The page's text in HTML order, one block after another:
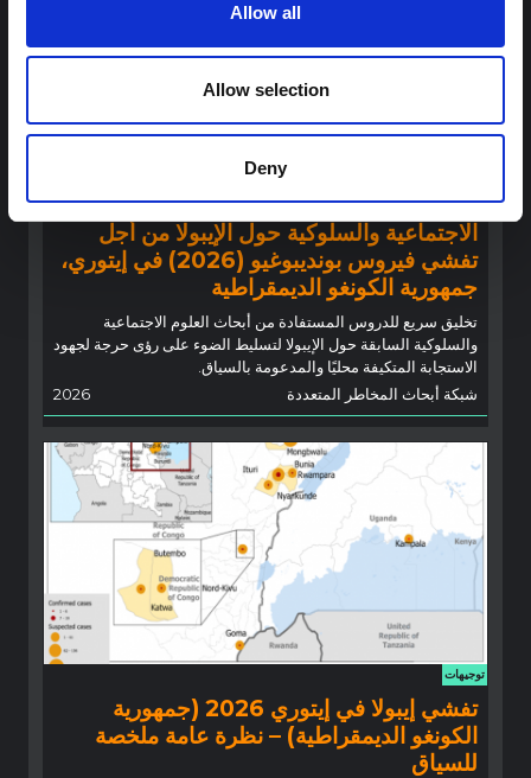
Allow all
Allow selection
Deny
توصيات: التخليق السريع لدروس العلوم
الاجتماعية والسلوكية حول الإيبولا من أجل
تفشي فيروس بونديبوغيو (2026) في إيتوري،
جمهورية الكونغو الديمقراطية
تخليق سريع للدروس المستفادة من أبحاث العلوم الاجتماعية
والسلوكية السابقة حول الإيبولا لتسليط الضوء على رؤى حرجة لجهود
الاستجابة المتكيفة محليًا والمدعومة بالسياق.
شبكة أبحاث المخاطر المتعددة
2026
توجيهات
تفشي إيبولا في إيتوري 2026 (جمهورية
الكونغو الديمقراطية) – نظرة عامة ملخصة
للسياق